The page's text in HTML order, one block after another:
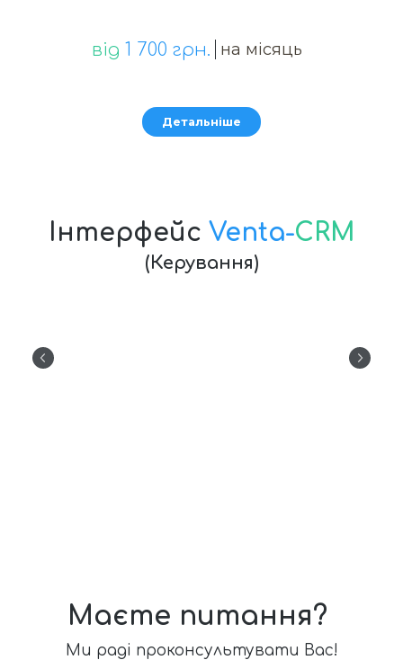
від 1 700 грн. на місяць
Детальніше
Інтерфейс Venta-CRM
(Керування)
Маєте питання?
Ми раді проконсультувати Вас!